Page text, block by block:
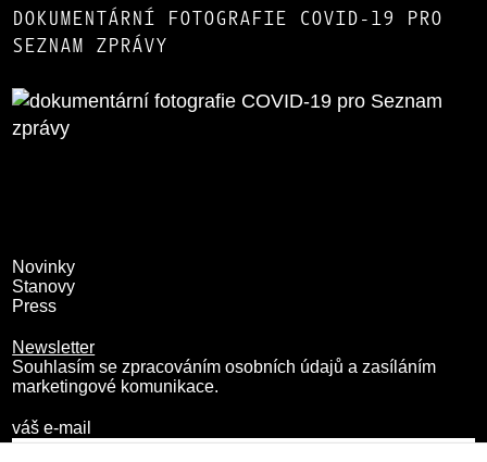
DOKUMENTÁRNÍ FOTOGRAFIE COVID-19 PRO
SEZNAM ZPRÁVY
Novinky
Stanovy
Press
Newsletter
Souhlasím se zpracováním osobních údajů a zasíláním
marketingové komunikace.
váš e-mail